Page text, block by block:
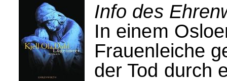
Info des
In einem
Frauenleiche
der Tod durch